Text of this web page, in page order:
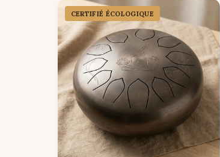
CERTIFIÉ ÉCOLOGIQUE